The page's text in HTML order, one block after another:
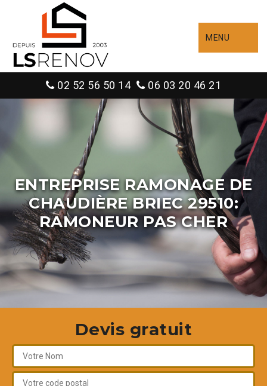
MENU
02 52 56 50 14 06 03 20 46 21
ENTREPRISE RAMONAGE DE
CHAUDIÈRE BRIEC 29510:
RAMONEUR PAS CHER
Devis gratuit